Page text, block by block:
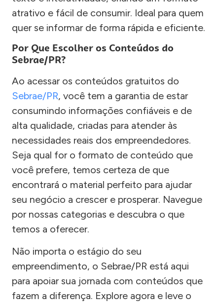
atrativo e fácil de consumir. Ideal para quem
quer se informar de forma rápida e eficiente.
Por Que Escolher os Conteúdos do
Sebrae/PR?
Ao acessar os conteúdos gratuitos do
Sebrae/PR, você tem a garantia de estar
consumindo informações confiáveis e de
alta qualidade, criadas para atender às
necessidades reais dos empreendedores.
Seja qual for o formato de conteúdo que
você prefere, temos certeza de que
encontrará o material perfeito para ajudar
seu negócio a crescer e prosperar. Navegue
por nossas categorias e descubra o que
temos a oferecer.
Não importa o estágio do seu
empreendimento, o Sebrae/PR está aqui
para apoiar sua jornada com conteúdos que
fazem a diferença. Explore agora e leve o